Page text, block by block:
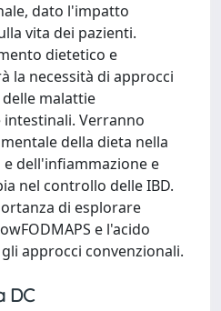
dato l'impatto
vita dei pazienti.
dietetico e
la necessità di approcci
malattie
Verranno
della dieta nella
dell'infiammazione e
nel controllo delle IBD.
di esplorare
e l'acido
approcci convenzionali.
DC